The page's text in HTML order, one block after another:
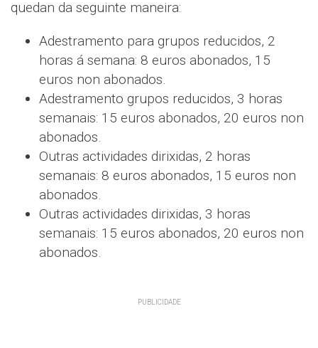
quedan da seguinte maneira:
Adestramento para grupos reducidos, 2
horas á semana: 8 euros abonados, 15
euros non abonados.
Adestramento grupos reducidos, 3 horas
semanais: 15 euros abonados, 20 euros non
abonados.
Outras actividades dirixidas, 2 horas
semanais: 8 euros abonados, 15 euros non
abonados.
Outras actividades dirixidas, 3 horas
semanais: 15 euros abonados, 20 euros non
abonados.